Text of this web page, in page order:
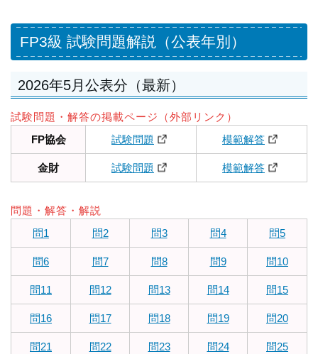
FP3級 試験問題解説（公表年別）
2026年5月公表分（最新）
試験問題・解答の掲載ページ（外部リンク）
FP協会
試験問題 模範解答
金財 試験問題 模範解答
問題・解答・解説
問1
問2 問3 問4 問5
問6 問7 問8 問9 問10
問11 問12 問13 問14 問15
問16 問17 問18 問19 問20
問21 問22 問23 問24 問25